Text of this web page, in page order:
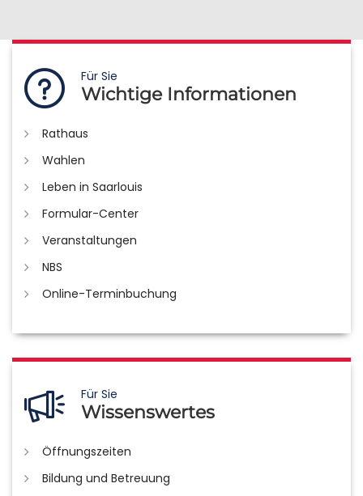
Für Sie
Wichtige Informationen
Rathaus
Wahlen
Leben in Saarlouis
Formular-Center
Veranstaltungen
NBS
Online-Terminbuchung
Für Sie
Wissenswertes
Öffnungszeiten
Bildung und Betreuung